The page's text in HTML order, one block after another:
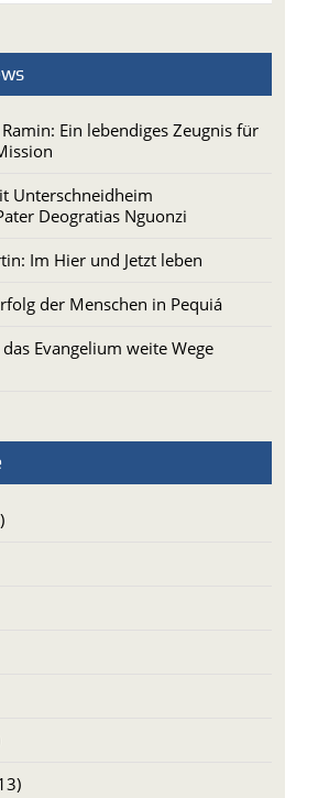
Ein lebendiges Zeugnis für
Unterschneidheim
Deogratias Nguonzi
Im Hier und Jetzt leben
der Menschen in Pequiá
Evangelium weite Wege